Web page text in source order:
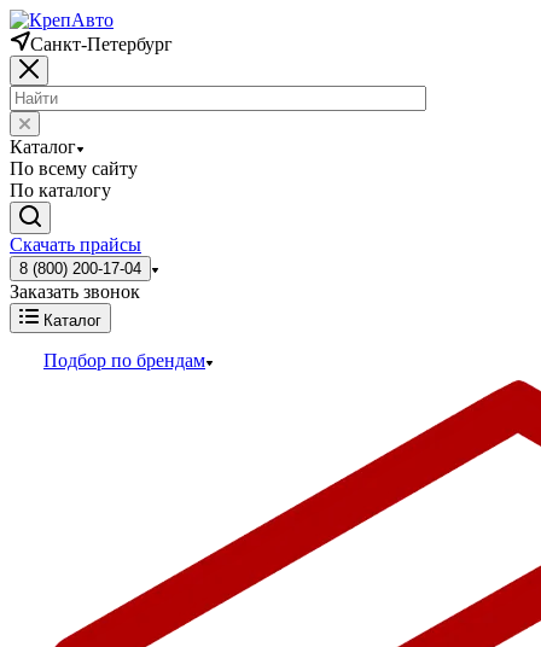
Санкт-Петербург
Каталог
По всему сайту
По каталогу
Скачать прайсы
8 (800) 200-17-04
Заказать звонок
Каталог
Подбор по брендам